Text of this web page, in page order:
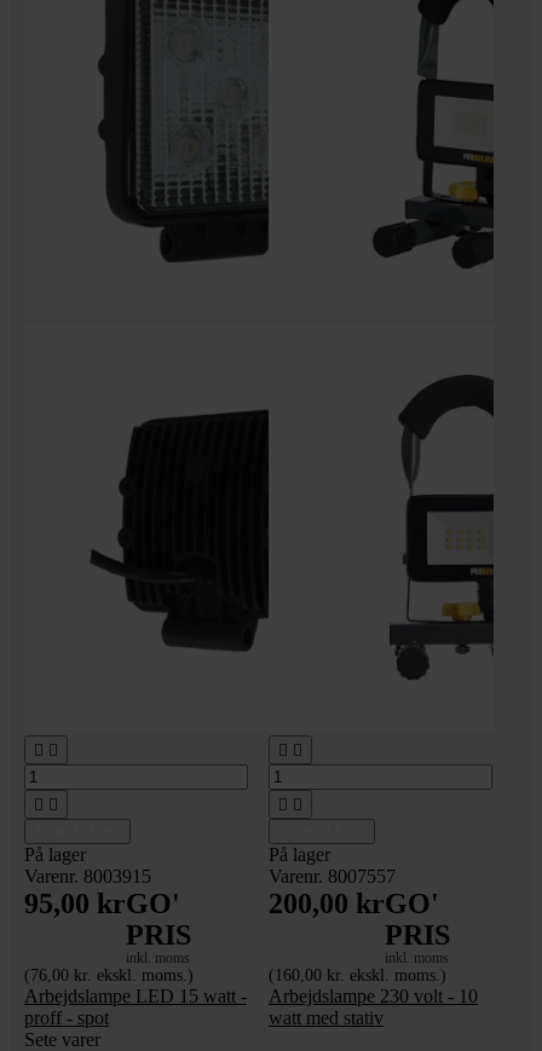
 
 
På lager
Varenr. 8003915
95,00 krGO'
PRIS
inkl. moms
(76,00 kr. ekskl. moms.)
Arbejdslampe LED 15 watt -
proff - spot
 
 
På lager
Varenr. 8007557
200,00 krGO'
PRIS
inkl. moms
(160,00 kr. ekskl. moms.)
Arbejdslampe 230 volt - 10
watt med stativ
Sete varer